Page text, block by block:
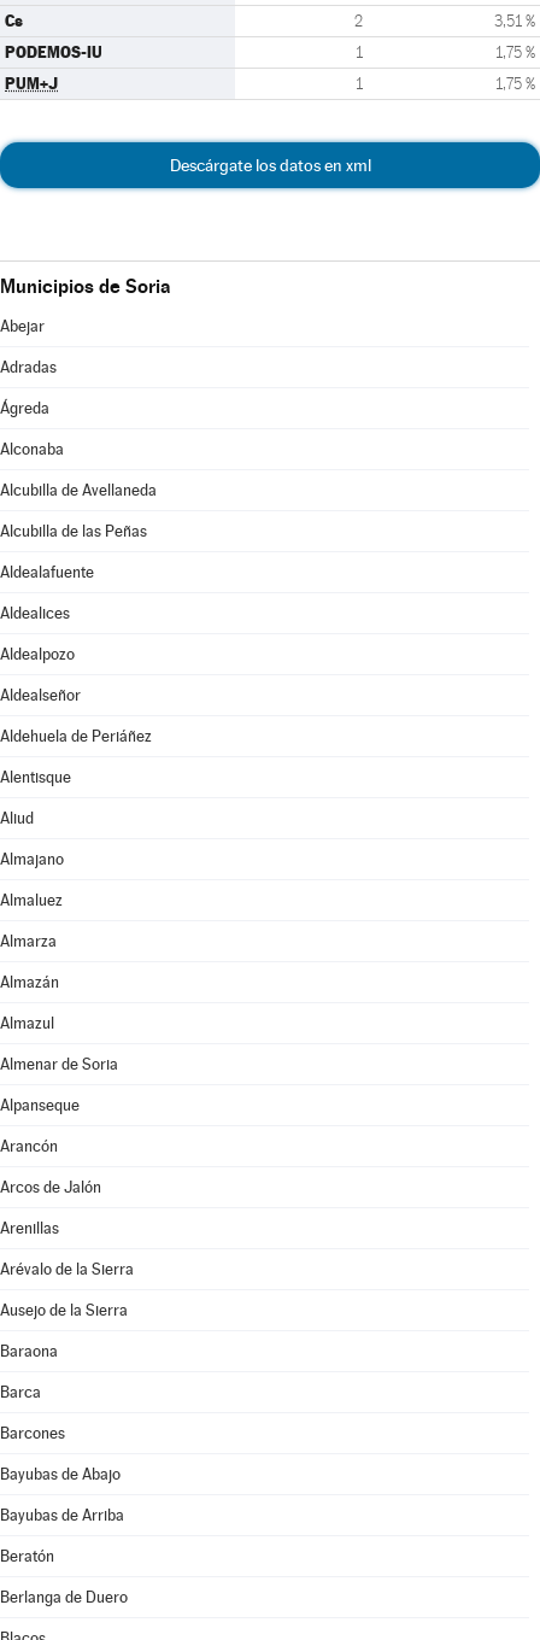
Cs 2 3,51 %
PODEMOS-IU 1 1,75 %
PUM+J 1 1,75 %
Descárgate los datos en xml
Municipios de Soria
Abejar
Adradas
Ágreda
Alconaba
Alcubilla de Avellaneda
Alcubilla de las Peñas
Aldealafuente
Aldealices
Aldealpozo
Aldealseñor
Aldehuela de Periáñez
Alentisque
Aliud
Almajano
Almaluez
Almarza
Almazán
Almazul
Almenar de Soria
Alpanseque
Arancón
Arcos de Jalón
Arenillas
Arévalo de la Sierra
Ausejo de la Sierra
Baraona
Barca
Barcones
Bayubas de Abajo
Bayubas de Arriba
Beratón
Berlanga de Duero